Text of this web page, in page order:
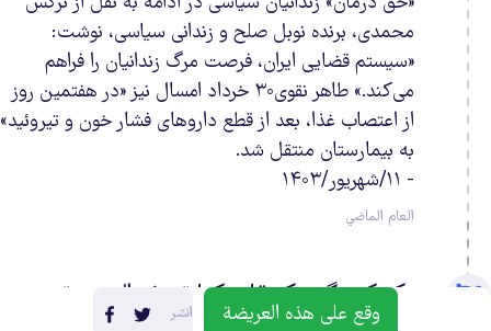
وقع على هذه العريضة انشر
محمدی، برنده نوبل صلح و زندانی سیاسی، نوشت:
«سیستم قضایی ایران، فرصت مرگ زندانیان را فراهم
می‌کند.» طاهر نقوی۳۰ خرداد امسال نیز «در هفتمین روز
از اعتصاب غذا، بعد از قطع داروهای فشار خون و تیروئید»
به بیمارستان منتقل شد.
- ۱۱/شهریور/۱۴۰۳
العام الماضي
یک کنشگر ترک قام بكتابة هذه العريضة